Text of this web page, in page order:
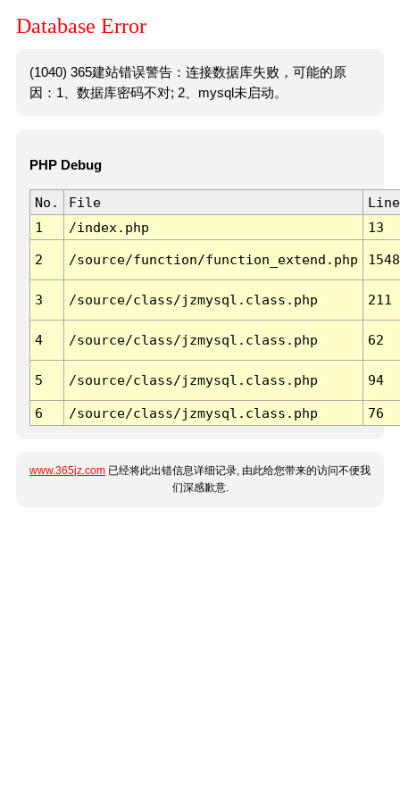
Database Error
(1040) 365建站错误警告：连接数据库失败，可能的原
因：1、数据库密码不对; 2、mysql未启动。
PHP Debug
No. File
Line
1
/index.php 13
2 /source/function/function_extend.php 1548
3 /source/class/jzmysql.class.php 211
4 /source/class/jzmysql.class.php 62
5 /source/class/jzmysql.class.php 94
6 /source/class/jzmysql.class.php 76
www.365jz.com 已经将此出错信息详细记录, 由此给您带来的访问不便我
们深感歉意.